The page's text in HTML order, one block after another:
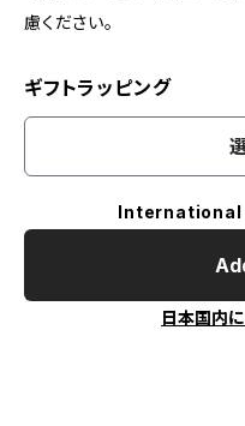
慮ください。
ギフトラッピング
International
日本国内